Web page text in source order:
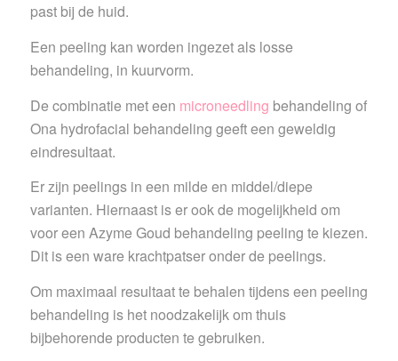
past bij de huid.
Een peeling kan worden ingezet als losse
behandeling, in kuurvorm.
De combinatie met een microneedling behandeling of
Ona hydrofacial behandeling geeft een geweldig
eindresultaat.
Er zijn peelings in een milde en middel/diepe
varianten. Hiernaast is er ook de mogelijkheid om
voor een Azyme Goud behandeling peeling te kiezen.
Dit is een ware krachtpatser onder de peelings.
Om maximaal resultaat te behalen tijdens een peeling
behandeling is het noodzakelijk om thuis
bijbehorende producten te gebruiken.